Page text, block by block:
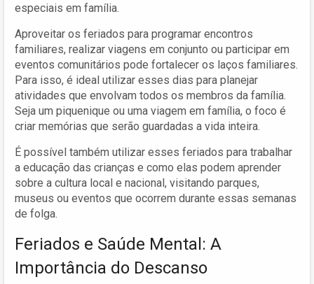
especiais em família.
Aproveitar os feriados para programar encontros
familiares, realizar viagens em conjunto ou participar em
eventos comunitários pode fortalecer os laços familiares.
Para isso, é ideal utilizar esses dias para planejar
atividades que envolvam todos os membros da família.
Seja um piquenique ou uma viagem em família, o foco é
criar memórias que serão guardadas a vida inteira.
É possível também utilizar esses feriados para trabalhar
a educação das crianças e como elas podem aprender
sobre a cultura local e nacional, visitando parques,
museus ou eventos que ocorrem durante essas semanas
de folga.
Feriados e Saúde Mental: A
Importância do Descanso